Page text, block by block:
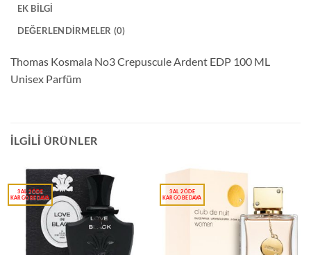
EK BILGI
DEĞERLENDIRMELER (0)
Thomas Kosmala No3 Crepuscule Ardent EDP 100 ML
Unisex Parfüm
İLGILI ÜRÜNLER